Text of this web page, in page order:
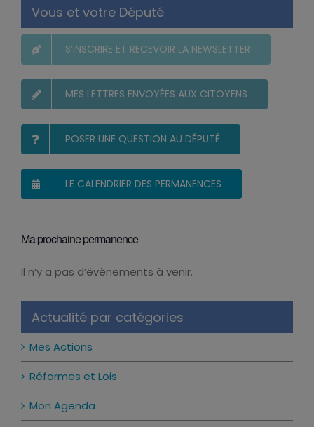
Vous et votre Député
S’INSCRIRE ET RECEVOIR LA NEWSLETTER
MES LETTRES ENVOYÉES AUX CITOYENS
POSER UNE QUESTION AU DÉPUTÉ
LE CALENDRIER DES PERMANENCES
Ma prochaine permanence
Notice
Il n’y a pas d’évènements à venir.
Actualité par catégories
Mes Actions
Réformes et Lois
Mon Agenda